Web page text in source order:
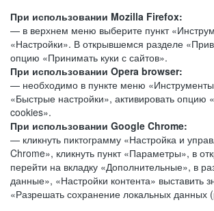
При использовании Mozilla Firefox:
— в верхнем меню выберите пункт
«Настройки». В открывшемся разделе
опцию «Принимать куки с сайтов».
При использовании Opera browser:
— необходимо в пункте меню
«Быстрые настройки», активировать опцию
cookies».
При использовании Google Chrome:
— кликнуть пиктограмму «Настройка и
Chrome», кликнуть пункт «Параметры», в
перейти на вкладку «Дополнительные», в
данные», «Настройки контента» выставить
«Разрешать сохранение локальных данных